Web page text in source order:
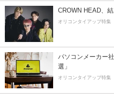
CROWN HEAD、
オリコンタイアップ特集
パソコンメーカー
選」
オリコンタイアップ特集